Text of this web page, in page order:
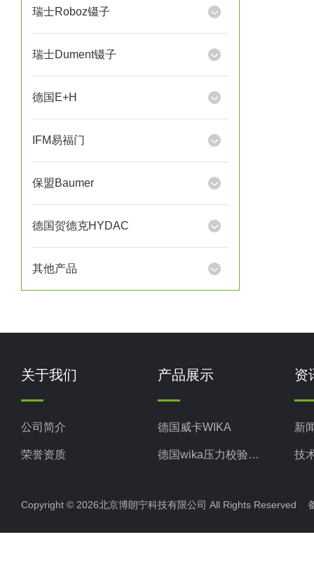
瑞士Roboz镊子
瑞士Dument镊子
德国E+H
IFM易福门
保盟Baumer
德国贺德克HYDAC
其他产品
关于我们
公司简介
荣誉资质
产品展示
德国威卡WIKA
德国wika压力校验系统
美国固瑞克GRACO
意大利ELETTROTEC压力开关
资
新
技
Copyright © 2026北京博朗宁科技有限公司 All Rights Reserved